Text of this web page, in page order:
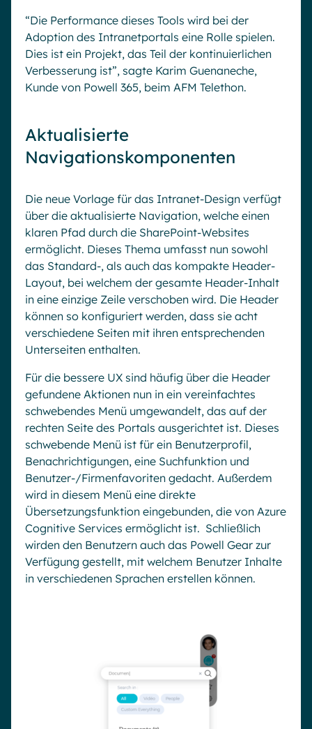
“Die Performance dieses Tools wird bei der
Adoption des Intranetportals eine Rolle spielen.
Dies ist ein Projekt, das Teil der kontinuierlichen
Verbesserung ist”, sagte Karim Guenaneche,
Kunde von Powell 365, beim AFM Telethon.
Aktualisierte
Navigationskomponenten
Die neue Vorlage für das Intranet-Design verfügt
über die aktualisierte Navigation, welche einen
klaren Pfad durch die SharePoint-Websites
ermöglicht. Dieses Thema umfasst nun sowohl
das Standard-, als auch das kompakte Header-
Layout, bei welchem der gesamte Header-Inhalt
in eine einzige Zeile verschoben wird. Die Header
können so konfiguriert werden, dass sie acht
verschiedene Seiten mit ihren entsprechenden
Unterseiten enthalten.
Für die bessere UX sind häufig über die Header
gefundene Aktionen nun in ein vereinfachtes
schwebendes Menü umgewandelt, das auf der
rechten Seite des Portals ausgerichtet ist. Dieses
schwebende Menü ist für ein Benutzerprofil,
Benachrichtigungen, eine Suchfunktion und
Benutzer-/Firmenfavoriten gedacht. Außerdem
wird in diesem Menü eine direkte
Übersetzungsfunktion eingebunden, die von Azure
Cognitive Services ermöglicht ist. Schließlich
wirden den Benutzern auch das Powell Gear zur
Verfügung gestellt, mit welchem Benutzer Inhalte
in verschiedenen Sprachen erstellen können.